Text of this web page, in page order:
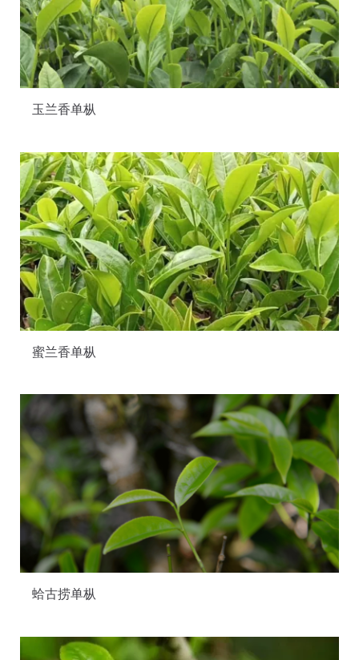
玉兰香单枞
蜜兰香单枞
蛤古捞单枞